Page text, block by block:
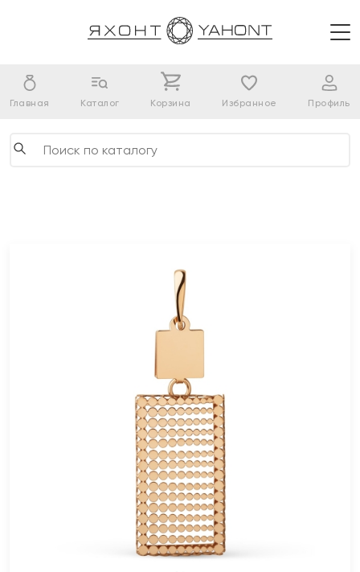
Главная Каталог Корзина Избранное Профиль